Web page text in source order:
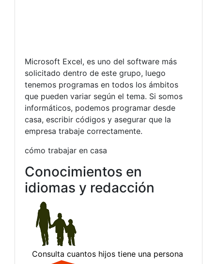
Microsoft Excel, es uno del software más
solicitado dentro de este grupo, luego
tenemos programas en todos los ámbitos
que pueden variar según el tema. Si somos
informáticos, podemos programar desde
casa, escribir códigos y asegurar que la
empresa trabaje correctamente.
cómo trabajar en casa
Conocimientos en
idiomas y redacción